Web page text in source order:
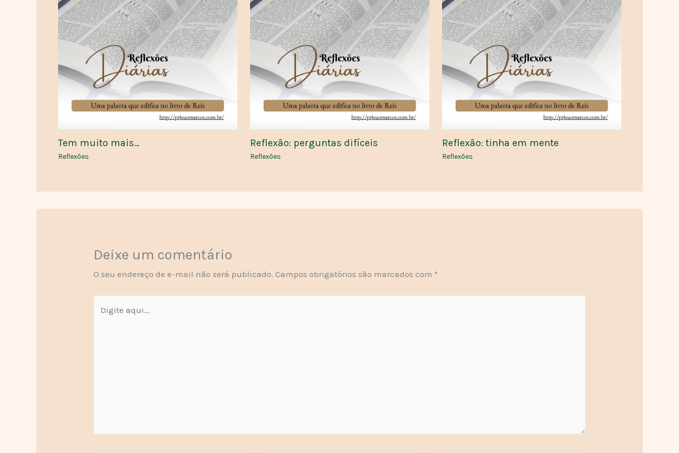
Tem muito mais…
Reflexões
Reflexão: perguntas difíceis
Reflexões
Reflexão: tinha em mente
Reflexões
Deixe um comentário
O seu endereço de e-mail não será publicado. Campos obrigatórios são marcados com *
aqui...